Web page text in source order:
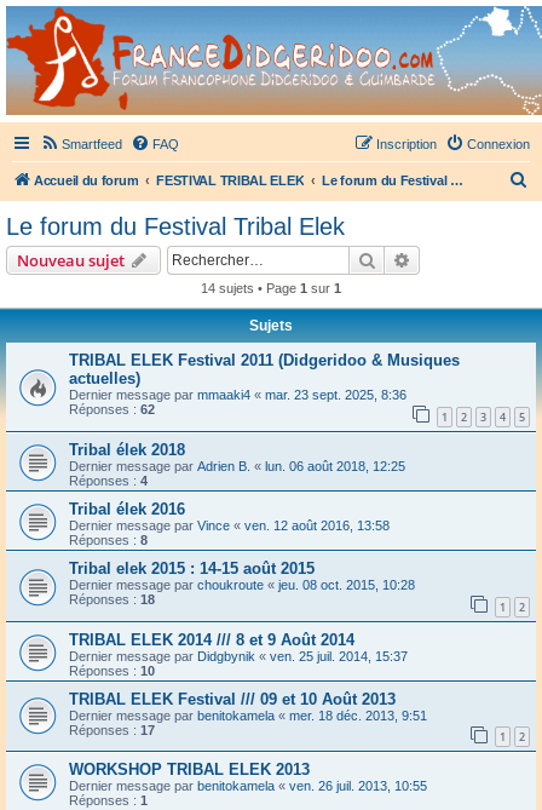
France Didgeridoo
Didgeridoo et Guimbarde sur France Didgeridoo - retrouvez la communauté.
Smartfeed FAQ Connexion
Inscription
Accueil du forum FESTIVAL TRIBAL ELEK Le forum du Festival Tribal Elek
e
Le forum du Festival Tribal Elek
Nouveau sujet Rechercher
14 sujets • Page 1 sur 1
Sujets
TRIBAL ELEK Festival 2011 (Didgeridoo & Musiques
actuelles)
Dernier message par mmaaki4 « mar. 23 sept. 2025, 8:36
Réponses : 62 1 2 3 4 5
Tribal élek 2018
Dernier message par Adrien B. « lun. 06 août 2018, 12:25
Réponses : 4
Tribal élek 2016
Dernier message par Vince « ven. 12 août 2016, 13:58
Réponses : 8
Tribal elek 2015 : 14-15 août 2015
Dernier message par choukroute « jeu. 08 oct. 2015, 10:28
Réponses : 18 1 2
TRIBAL ELEK 2014 /// 8 et 9 Août 2014
Dernier message par Didgbynik « ven. 25 juil. 2014, 15:37
Réponses : 10
TRIBAL ELEK Festival /// 09 et 10 Août 2013
Dernier message par benitokamela « mer. 18 déc. 2013, 9:51
Réponses : 17 1 2
WORKSHOP TRIBAL ELEK 2013
Dernier message par benitokamela « ven. 26 juil. 2013, 10:55
Réponses : 1